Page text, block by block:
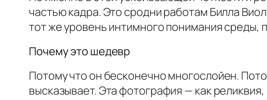
частью кадра. Это сродни работам Билла
тот же уровень интимного понимания среды,
Почему это шедевр
Потому что он бесконечно многослойен.
высказывает. Эта фотография — как